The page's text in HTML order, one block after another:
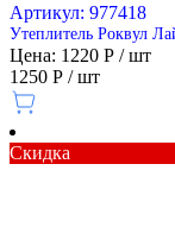
Артикул: 977418
Утеплитель Роквул
Цена: 1220 Р / шт
1250 Р / шт
Скидка